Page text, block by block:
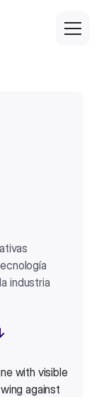
industria